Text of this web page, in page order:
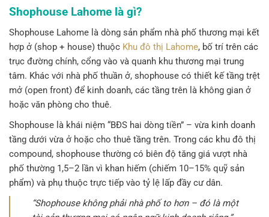
Shophouse Lahome là gì?
Shophouse Lahome là dòng sản phẩm nhà phố thương mại kết
hợp ở (shop + house) thuộc Khu đô thị Lahome, bố trí trên các
trục đường chính, cổng vào và quanh khu thương mại trung
tâm. Khác với nhà phố thuần ở, shophouse có thiết kế tầng trệt
mở (open front) để kinh doanh, các tầng trên là không gian ở
hoặc văn phòng cho thuê.
Shophouse là khái niệm “BĐS hai dòng tiền” – vừa kinh doanh
tầng dưới vừa ở hoặc cho thuê tầng trên. Trong các khu đô thị
compound, shophouse thường có biên độ tăng giá vượt nhà
phố thường 1,5–2 lần vì khan hiếm (chiếm 10–15% quỹ sản
phẩm) và phụ thuộc trực tiếp vào tỷ lệ lấp đầy cư dân.
“Shophouse không phải nhà phố to hơn – đó là một